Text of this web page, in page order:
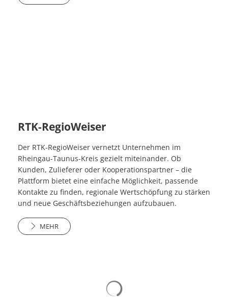
RTK-RegioWeiser
Der RTK-RegioWeiser vernetzt Unternehmen im
Rheingau-Taunus-Kreis gezielt miteinander. Ob
Kunden, Zulieferer oder Kooperationspartner – die
Plattform bietet eine einfache Möglichkeit, passende
Kontakte zu finden, regionale Wertschöpfung zu stärken
und neue Geschäftsbeziehungen aufzubauen.
MEHR